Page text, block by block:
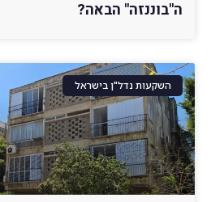
ה"בוננזה" הבאה?
השקעות נדל"ן בישראל